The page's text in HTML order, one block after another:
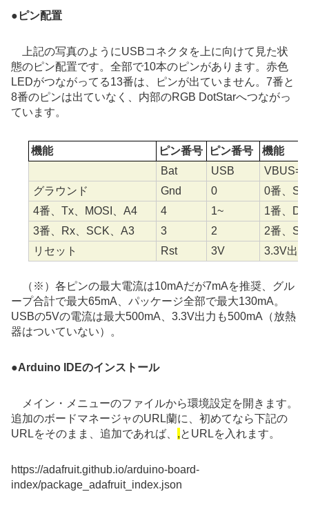
● ピン配置
上記の写真のようにUSBコネクタを上に向けて見た状
態のピン配置です。全部で10本のピンがあります。赤色
LEDがつながってる13番は、ピンが出ていません。7番と
8番のピンは出ていなく、内部のRGB DotStarへつながっ
ています。
機能 ピン番号 ピン番号
機能
Bat
USB
グラウンド
Gnd 0
0番、
4番、Tx、MOSI、A4
4 1~
1番、
3番、Rx、SCK、A3
3 2
2番、
リセット
Rst 3V 3.3V出力
（※）各ピンの最大電流は10mAだが7mAを推奨、グル
ープ合計で最大65mA、パッケージ全部で最大130mA。
USBの5Vの電流は最大500mA、3.3V出力も500mA（放熱
器はついていない）。
●Arduino IDEのインストール
メイン・メニューのファイルから環境設定を開きます。
追加のボードマネージャのURL蘭に、初めてなら下記の
URLをそのまま、追加であれば、 ,とURLを入れます。
https://adafruit.github.io/arduino-board-
index/package_adafruit_index.json